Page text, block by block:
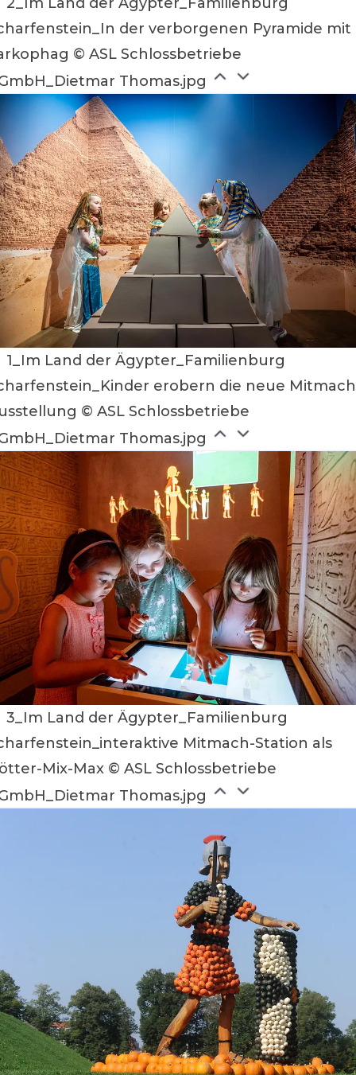
der verborgenen Pyramide mit
© ASL Schlossbetriebe
Thomas.jpg
1_Im Land der Ägypter_Familienburg
erobern die neue
© ASL Schlossbetriebe
Thomas.jpg
3_Im Land der Ägypter_Familienburg
Mitmach-Station als
Mix-Max © ASL Schlossbetriebe
Thomas.jpg